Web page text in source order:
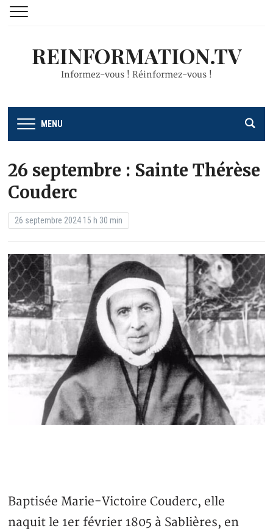
REINFORMATION.TV
Informez-vous ! Réinformez-vous !
MENU
26 septembre : Sainte Thérèse
Couderc
26 septembre 2024 15 h 30 min
Baptisée Marie-Victoire Couderc, elle
naquit le 1er février 1805 à Sablières, en